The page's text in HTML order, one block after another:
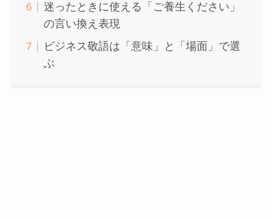
迷ったときに使える「ご養生ください」
の言い換え表現
ビジネス敬語は「意味」と「場面」で選
ぶ